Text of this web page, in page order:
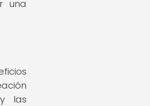
una
las